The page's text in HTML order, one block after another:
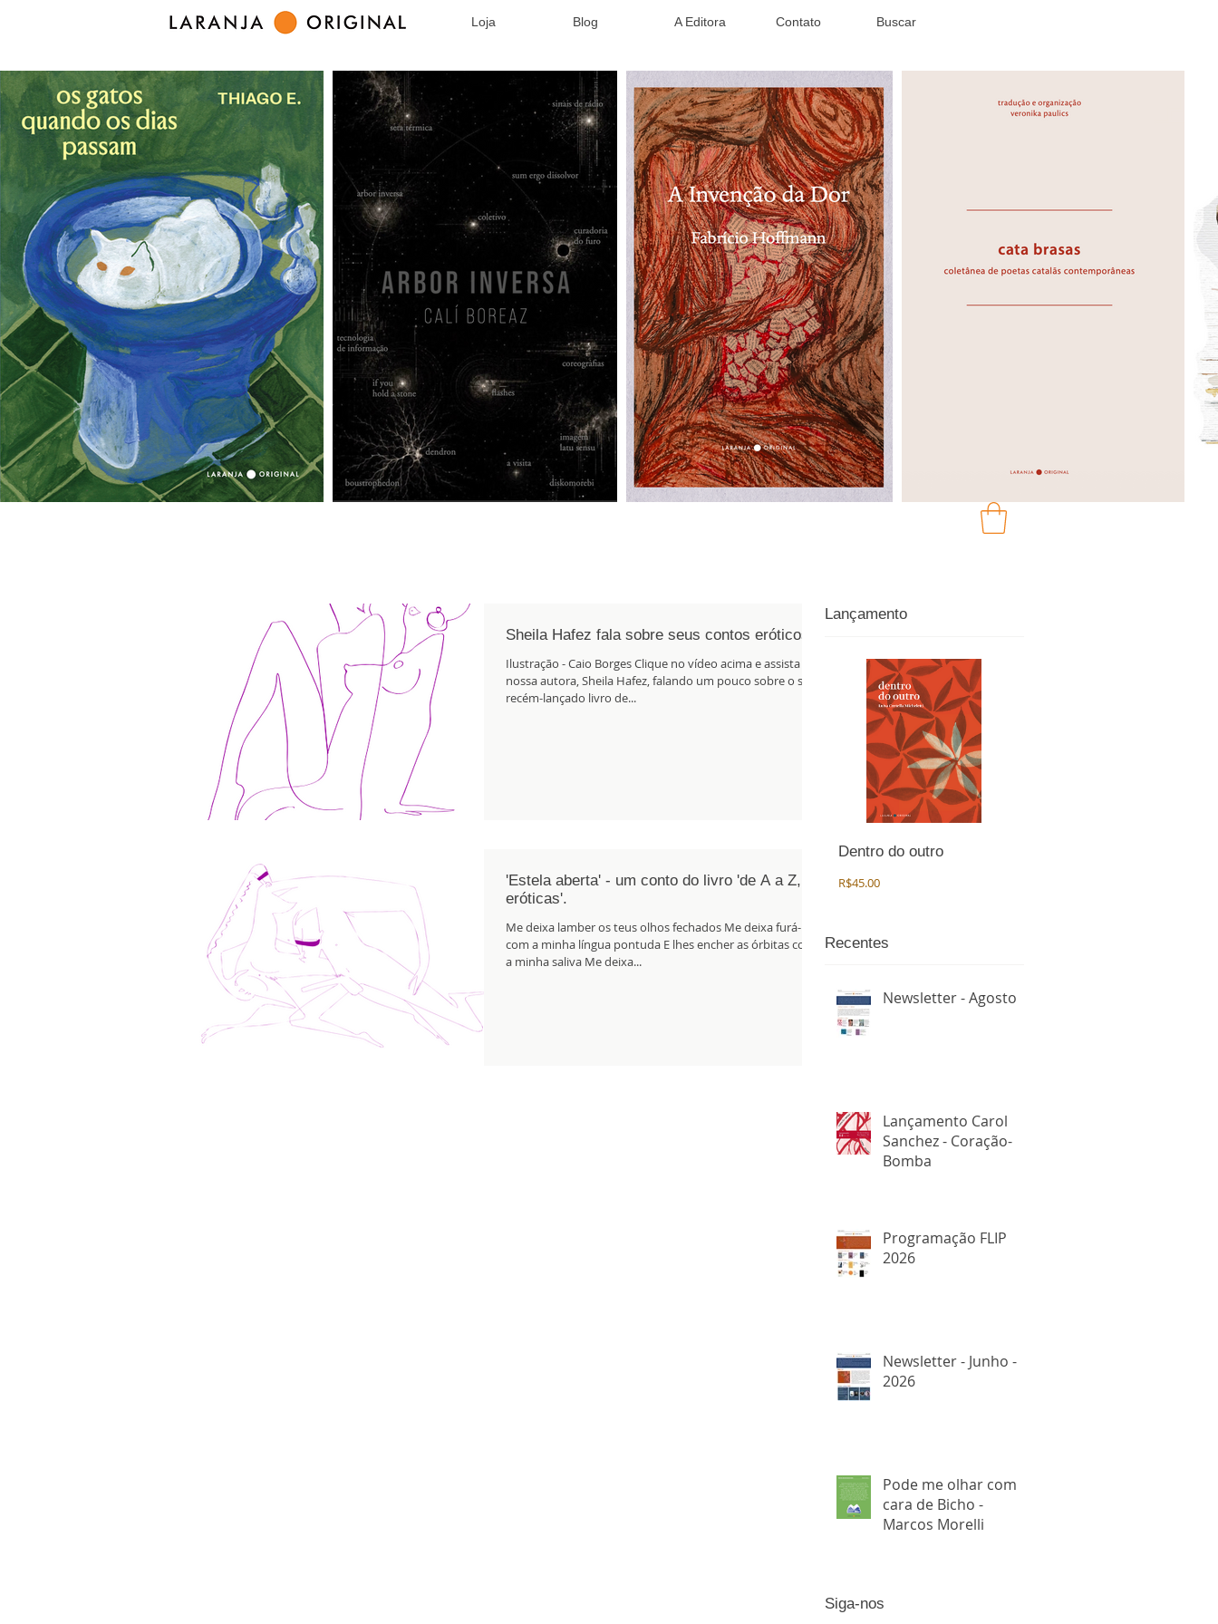
Loja Blog A Editora Contato Buscar
Sheila Hafez fala sobre seus contos eróticos
Ilustração - Caio Borges Clique no vídeo acima e assista
nossa autora, Sheila Hafez, falando um pouco sobre o seu
recém-lançado livro de...
'Estela aberta' - um conto do livro 'de A a Z,
eróticas'.
Me deixa lamber os teus olhos fechados Me deixa furá-los
com a minha língua pontuda E lhes encher as órbitas com
a minha saliva Me deixa...
Lançamento
Dentro do outro
R$45.00Preço
Recentes
Newsletter - Agosto
Lançamento Carol
Sanchez - Coração-
Bomba
Programação FLIP
2026
Newsletter - Junho -
2026
Pode me olhar com
cara de Bicho -
Marcos Morelli
Siga-nos